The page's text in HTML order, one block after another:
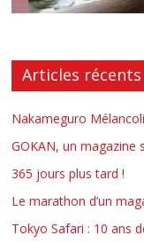
Articles récents
Nakameguro
GOKAN, un magazine
365 jours plus tard !
Le marathon d’un
Tokyo Safari : 10 ans